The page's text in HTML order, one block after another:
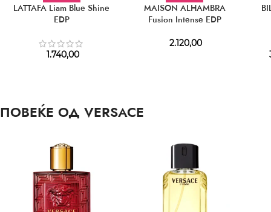
LATTAFA Liam Blue Shine
EDP
1.740,00
MAISON ALHAMBRA
Fusion Intense EDP
2.120,00
ПОВЕЌЕ ОД VERSACE